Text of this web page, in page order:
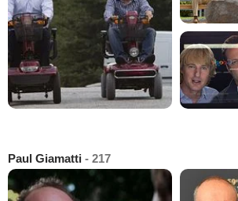
Paul Giamatti - 217